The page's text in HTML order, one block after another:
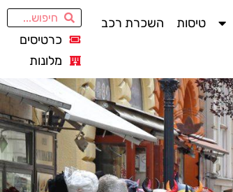
טיסות השכרת רכב
כרטיסים
מלונות